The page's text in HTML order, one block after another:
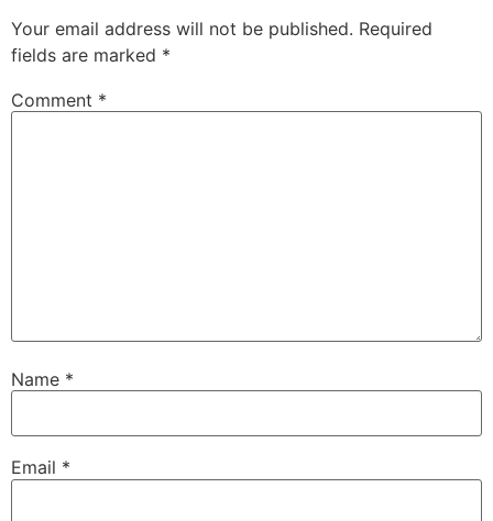
Your email address will not be published. Required
fields are marked *
Comment *
Name *
Email *